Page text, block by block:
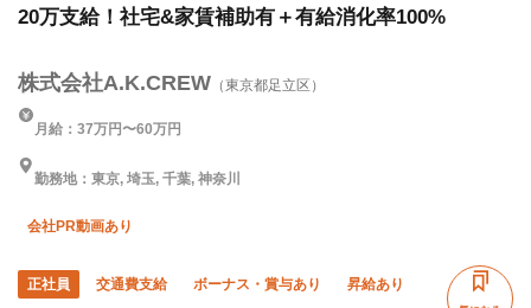
20万支給！社宅&家賃補助有＋有給消化率100%
株式会社A.K.CREW （東京都足立区）
月給：37万円〜60万円
勤務地：東京, 埼玉, 千葉, 神奈川
会社PR動画あり
正社員 交通費支給 ボーナス・賞与あり 昇給あり